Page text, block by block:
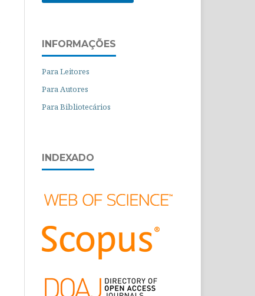
INFORMAÇÕES
Para Leitores
Para Autores
Para Bibliotecários
INDEXADO